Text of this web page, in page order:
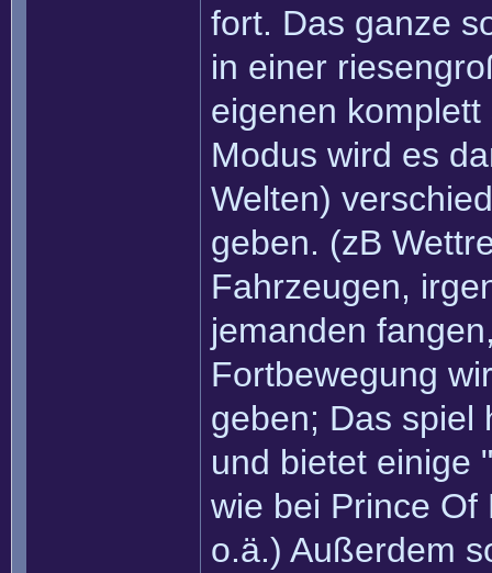
fort. Das ganze
in einer
eigenen
Modus wird es
Welten)
geben. (zB
Fahrzeugen,
jemanden
Fortbewegung
geben; Das spiel
und bietet einige
wie bei Prince
o.ä.) Außerdem